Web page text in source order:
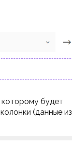
будет
(данные из